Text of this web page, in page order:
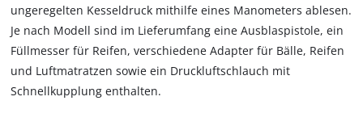
ungeregelten Kesseldruck mithilfe eines Manometers ablesen.
Je nach Modell sind im Lieferumfang eine Ausblaspistole, ein
Füllmesser für Reifen, verschiedene Adapter für Bälle, Reifen
und Luftmatratzen sowie ein Druckluftschlauch mit
Schnellkupplung enthalten.